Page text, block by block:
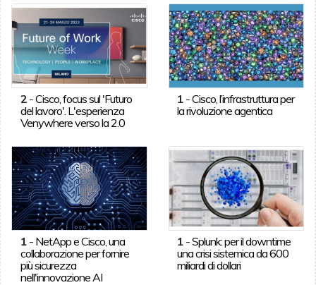
2-Cisco, focus sul 'Futuro
del lavoro'. L'esperienza
Venywhere verso la 2.0
1 -Cisco, l’infrastruttura per
la rivoluzione agentica
1- NetApp e Cisco, una
collaborazione per fornire
più sicurezza
nell'innovazione AI
1 -Splunk: per il downtime
una crisi sistemica da 600
miliardi di dollari